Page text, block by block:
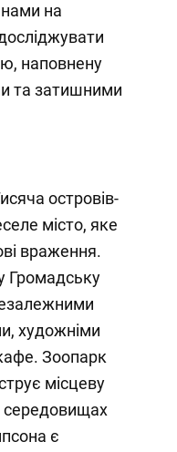
на
наповнену
та затишними
островів-
місто, яке
враження.
Громадську
художніми
Зоопарк
місцеву
середовищах
є